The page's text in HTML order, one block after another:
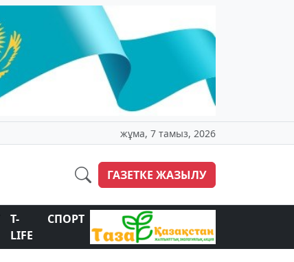
жұма, 7 тамыз, 2026
ГАЗЕТКЕ ЖАЗЫЛУ
T-
LIFE
СПОРТ